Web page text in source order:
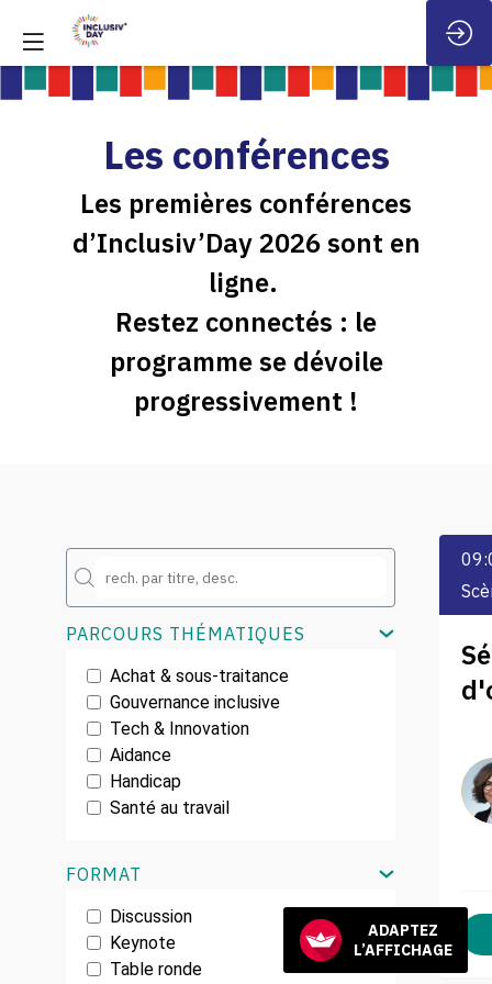
Les conférences
Les premières conférences
d’Inclusiv’Day 2026 sont en
ligne.
Restez connectés : le
programme se dévoile
progressivement !
PARCOURS THÉMATIQUES
Achat & sous-traitance
Gouvernance inclusive
Tech & Innovation
Aidance
Handicap
Santé au travail
FORMAT
Discussion
Keynote
Table ronde
ADAPTEZ
L’AFFICHAGE